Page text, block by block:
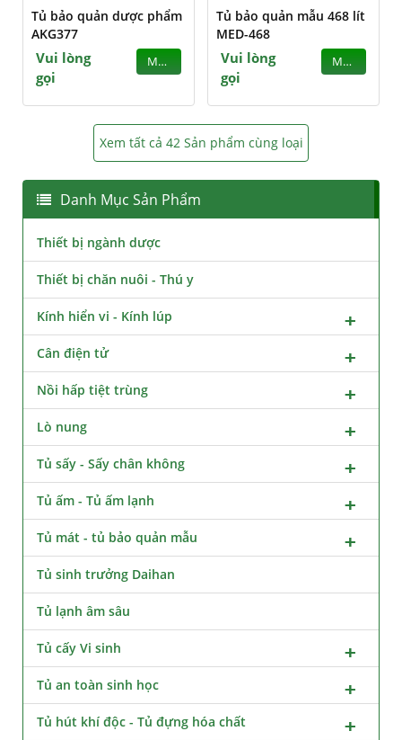
Tủ bảo quản dược phẩm
AKG377
Vui lòng
gọi
MUA
Tủ bảo quản mẫu 468 lít
MED-468
Vui lòng
gọi
MUA
Xem tất cả 42 Sản phẩm cùng loại
Danh Mục Sản Phẩm
Thiết bị ngành dược
Thiết bị chăn nuôi - Thú y
Kính hiển vi - Kính lúp
Cân điện tử
Nồi hấp tiệt trùng
Lò nung
Tủ sấy - Sấy chân không
Tủ ấm - Tủ ấm lạnh
Tủ mát - tủ bảo quản mẫu
Tủ sinh trưởng Daihan
Tủ lạnh âm sâu
Tủ cấy Vi sinh
Tủ an toàn sinh học
Tủ hút khí độc - Tủ đựng hóa chất